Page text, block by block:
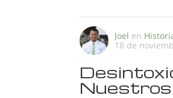
Joel en
18 de